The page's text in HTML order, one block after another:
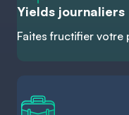
Yields journaliers
Faites fructifier